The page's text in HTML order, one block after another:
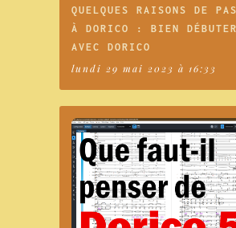
QUELQUES RAISONS DE
À DORICO : BIEN DÉBUTER
AVEC DORICO
lundi 29 mai 2023 à 16:33